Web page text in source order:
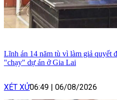
Lĩnh án 14 năm tù vì làm giả quyết
"chạy" dự án ở Gia Lai
XÉT XỬ06:49 06/08/2026